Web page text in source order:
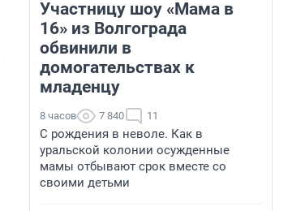
Участницу шоу «Мама в
16» из Волгограда
обвинили в
домогательствах к
младенцу
8 часов 7 840 11
С рождения в неволе. Как в
уральской колонии осужденные
мамы отбывают срок вместе со
своими детьми